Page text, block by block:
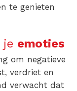
te genieten
je emoties
om negatieve
verdriet en
verwacht dat